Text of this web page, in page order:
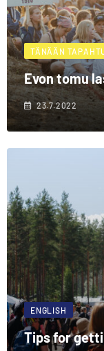
TÄNÄÄN
Evon tomu
23.7.2022
ENGLISH
Tips for